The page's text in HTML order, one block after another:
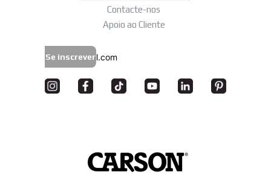
Contacte-nos
Apoio ao Cliente
Se inscrever